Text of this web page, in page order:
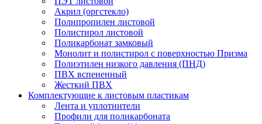
Акрил (оргстекло)
Полипропилен листовой
Полистирол листовой
Поликарбонат замковый
Монолит и полистирол с поверхностью Призма
Полиэтилен низкого давления (ПНД)
ПВХ вспененный
Жесткий ПВХ
Комплектующие к листовым пластикам
Лента и уплотнители
Профили для поликарбоната